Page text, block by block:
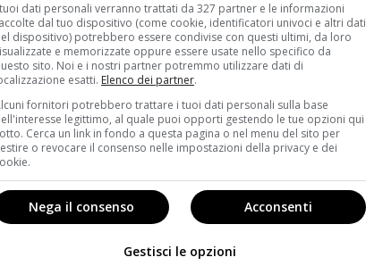
dati personali verranno trattati da 327 partner e le informazioni
dal tuo dispositivo (come cookie, identificatori univoci e altri dati
dispositivo) potrebbero essere condivise con questi ultimi, da loro
e memorizzate oppure essere usate nello specifico da
sito. Noi e i nostri partner potremmo utilizzare dati di
esatti. Elenco dei partner.
fornitori potrebbero trattare i tuoi dati personali sulla base
legittimo, al quale puoi opporti gestendo le tue opzioni qui
Cerca un link in fondo a questa pagina o nel menu del sito per
o revocare il consenso nelle impostazioni della privacy e dei
Acconsenti
Nega il consenso
Gestisci le opzioni